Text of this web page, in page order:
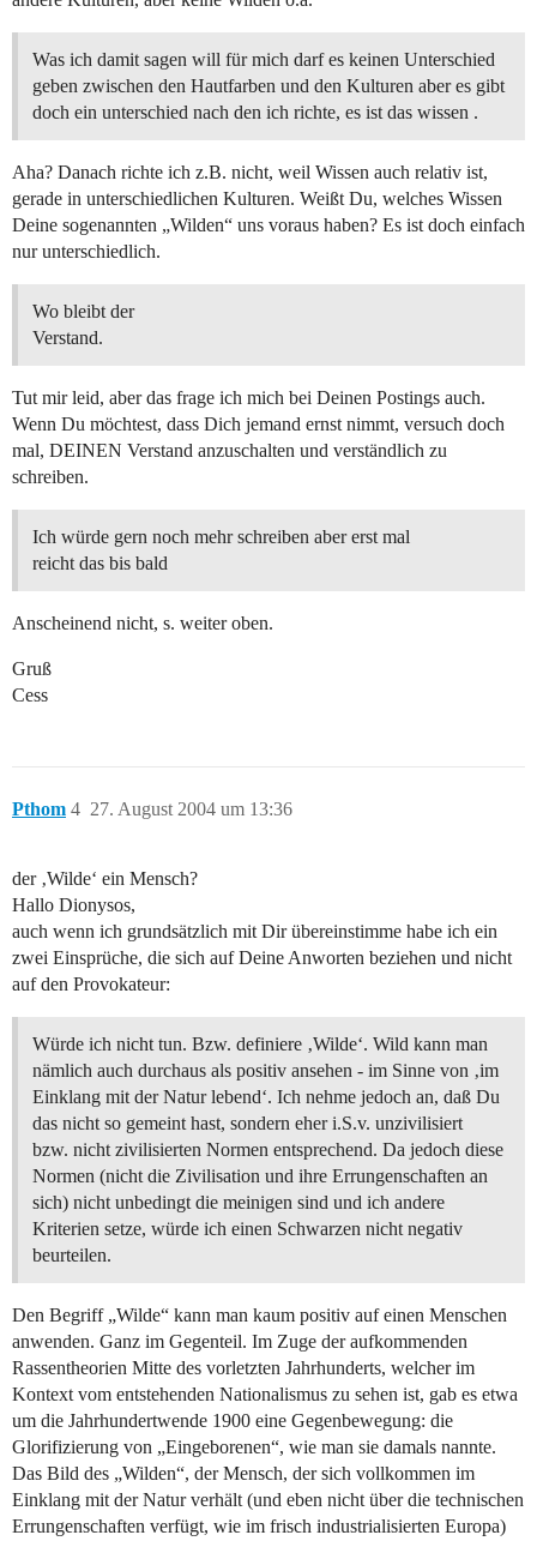
Was ich damit sagen will für mich darf es keinen Unterschied
geben zwischen den Hautfarben und den Kulturen aber es gibt
doch ein unterschied nach den ich richte, es ist das wissen .
Aha? Danach richte ich z.B. nicht, weil Wissen auch relativ ist,
gerade in unterschiedlichen Kulturen. Weißt Du, welches Wissen
Deine sogenannten „Wilden“ uns voraus haben? Es ist doch einfach
nur unterschiedlich.
Wo bleibt der
Verstand.
Tut mir leid, aber das frage ich mich bei Deinen Postings auch.
Wenn Du möchtest, dass Dich jemand ernst nimmt, versuch doch
mal, DEINEN Verstand anzuschalten und verständlich zu
schreiben.
Ich würde gern noch mehr schreiben aber erst mal
reicht das bis bald
Anscheinend nicht, s. weiter oben.
Gruß
Cess
Pthom 27. August 2004 um 13:36
4
der ‚Wilde‘ ein Mensch?
Hallo Dionysos,
auch wenn ich grundsätzlich mit Dir übereinstimme habe ich ein
zwei Einsprüche, die sich auf Deine Anworten beziehen und nicht
auf den Provokateur:
Würde ich nicht tun. Bzw. definiere ‚Wilde‘. Wild kann man
nämlich auch durchaus als positiv ansehen - im Sinne von ‚im
Einklang mit der Natur lebend‘. Ich nehme jedoch an, daß Du
das nicht so gemeint hast, sondern eher i.S.v. unzivilisiert
bzw. nicht zivilisierten Normen entsprechend. Da jedoch diese
Normen (nicht die Zivilisation und ihre Errungenschaften an
sich) nicht unbedingt die meinigen sind und ich andere
Kriterien setze, würde ich einen Schwarzen nicht negativ
beurteilen.
Den Begriff „Wilde“ kann man kaum positiv auf einen Menschen
anwenden. Ganz im Gegenteil. Im Zuge der aufkommenden
Rassentheorien Mitte des vorletzten Jahrhunderts, welcher im
Kontext vom entstehenden Nationalismus zu sehen ist, gab es etwa
um die Jahrhundertwende 1900 eine Gegenbewegung: die
Glorifizierung von „Eingeborenen“, wie man sie damals nannte.
Das Bild des „Wilden“, der Mensch, der sich vollkommen im
Einklang mit der Natur verhält (und eben nicht über die technischen
Errungenschaften verfügt, wie im frisch industrialisierten Europa)